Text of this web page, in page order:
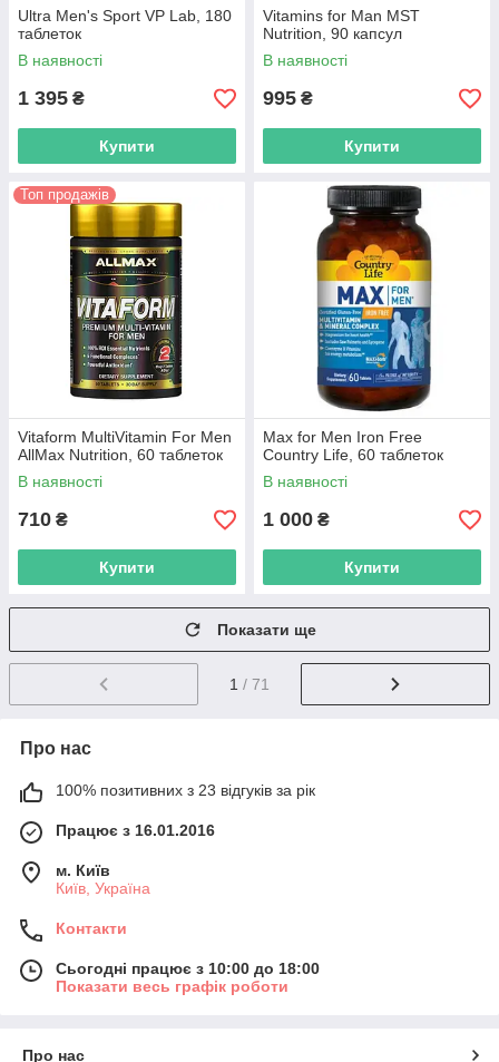
Ultra Men's Sport VP Lab, 180
таблеток
В наявності
1 395 ₴
Купити
Vitamins for Man MST
Nutrition, 90 капсул
В наявності
995 ₴
Купити
Топ продажів
Vitaform MultiVitamin For Men
AllMax Nutrition, 60 таблеток
В наявності
710 ₴
Купити
Max for Men Iron Free
Country Life, 60 таблеток
В наявності
1 000 ₴
Купити
Показати ще
1 / 71
Про нас
100% позитивних з 23 відгуків за рік
Працює з 16.01.2016
м. Київ
Київ, Україна
Контакти
Сьогодні працює з 10:00 до 18:00
Показати весь графік роботи
Про нас